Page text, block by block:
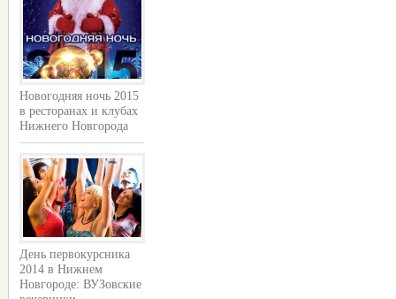
Новогодняя ночь 2015
в ресторанах и клубах
Нижнего Новгорода
День первокурсника
2014 в Нижнем
Новгороде: ВУЗовские